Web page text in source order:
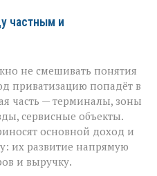
частным и
не смешивать понятия
приватизацию попадёт в
часть — терминалы, зоны
сервисные объекты.
основной доход и
их развитие напрямую
и выручку.